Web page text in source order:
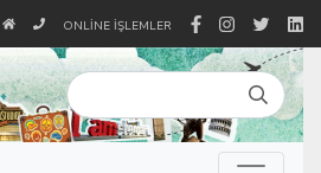
ONLINE İŞLEMLER